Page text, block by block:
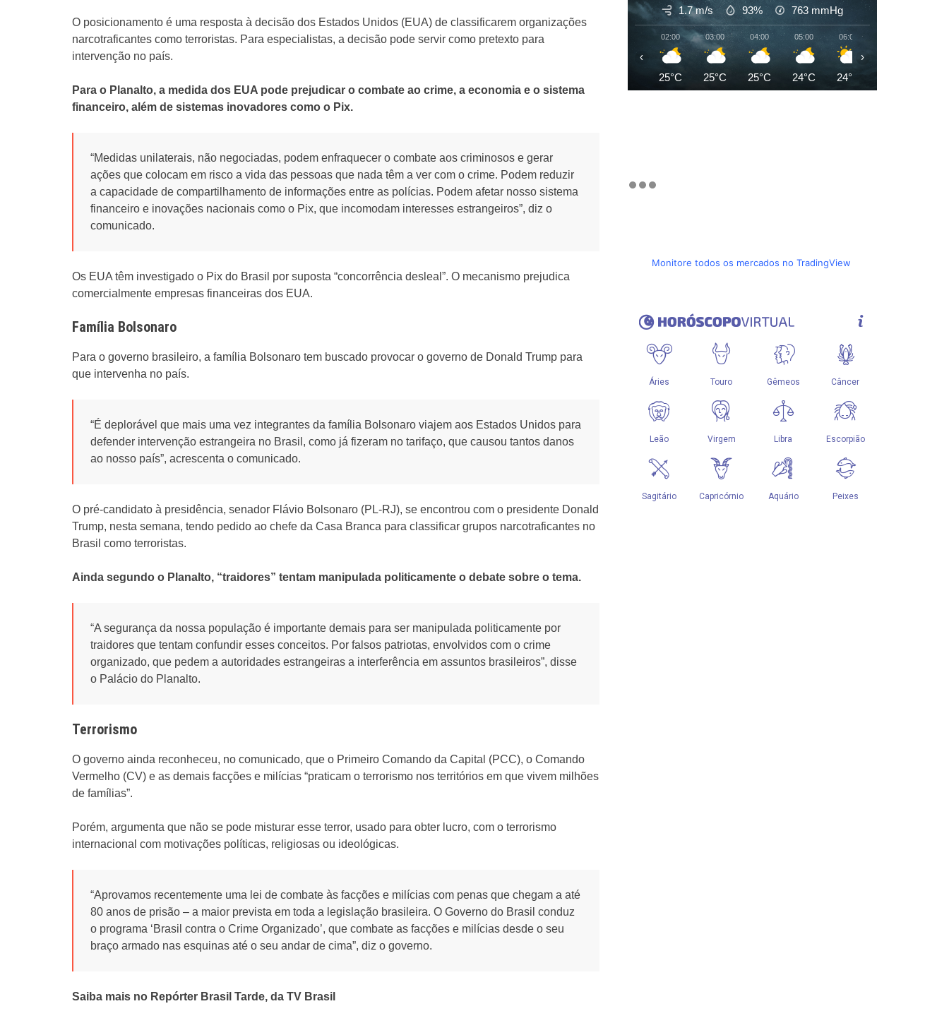
O posicionamento é uma resposta à decisão dos Estados Unidos (EUA) de classificarem organizações
narcotraficantes como terroristas. Para especialistas, a decisão pode servir como pretexto para
intervenção no país.
Para o Planalto, a medida dos EUA pode prejudicar o combate ao crime, a economia e o sistema
financeiro, além de sistemas inovadores como o Pix.
“Medidas unilaterais, não negociadas, podem enfraquecer o combate aos criminosos e gerar
ações que colocam em risco a vida das pessoas que nada têm a ver com o crime. Podem reduzir
a capacidade de compartilhamento de informações entre as polícias. Podem afetar nosso sistema
financeiro e inovações nacionais como o Pix, que incomodam interesses estrangeiros”, diz o
comunicado.
Os EUA têm investigado o Pix do Brasil por suposta “concorrência desleal”. O mecanismo prejudica
comercialmente empresas financeiras dos EUA.
Família Bolsonaro
Para o governo brasileiro, a família Bolsonaro tem buscado provocar o governo de Donald Trump para
que intervenha no país.
“É deplorável que mais uma vez integrantes da família Bolsonaro viajem aos Estados Unidos para
defender intervenção estrangeira no Brasil, como já fizeram no tarifaço, que causou tantos danos
ao nosso país”, acrescenta o comunicado.
O pré-candidato à presidência, senador Flávio Bolsonaro (PL-RJ), se encontrou com o presidente Donald
Trump, nesta semana, tendo pedido ao chefe da Casa Branca para classificar grupos narcotraficantes no
Brasil como terroristas.
Ainda segundo o Planalto, “traidores” tentam manipulada politicamente o debate sobre o tema.
“A segurança da nossa população é importante demais para ser manipulada politicamente por
traidores que tentam confundir esses conceitos. Por falsos patriotas, envolvidos com o crime
organizado, que pedem a autoridades estrangeiras a interferência em assuntos brasileiros”, disse
o Palácio do Planalto.
Terrorismo
O governo ainda reconheceu, no comunicado, que o Primeiro Comando da Capital (PCC), o Comando
Vermelho (CV) e as demais facções e milícias “praticam o terrorismo nos territórios em que vivem milhões
de famílias”.
Porém, argumenta que não se pode misturar esse terror, usado para obter lucro, com o terrorismo
internacional com motivações políticas, religiosas ou ideológicas.
“Aprovamos recentemente uma lei de combate às facções e milícias com penas que chegam a até
80 anos de prisão – a maior prevista em toda a legislação brasileira. O Governo do Brasil conduz
o programa ‘Brasil contra o Crime Organizado’, que combate as facções e milícias desde o seu
braço armado nas esquinas até o seu andar de cima”, diz o governo.
Saiba mais no Repórter Brasil Tarde, da TV Brasil
1.7 m/s 93% 763 mmHg
02:00
25°C
03:00
25°C
04:00
25°C
05:00
24°C
06:00
24°C
‹ ›
Monitore todos os mercados no TradingView